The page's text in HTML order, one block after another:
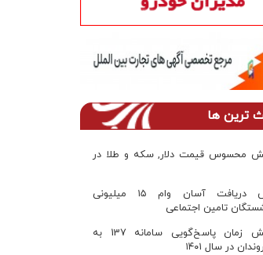
ترین ها
محسوس قیمت دلار, سکه و طلا در
روش دریافت آسان وام ۱۵ میلیونی
تامین اجتماعی
کاهش زمان پاسخ‌گویی سامانه 137 به
در سال ۱۴۰۱